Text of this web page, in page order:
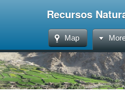
Recursos
Map